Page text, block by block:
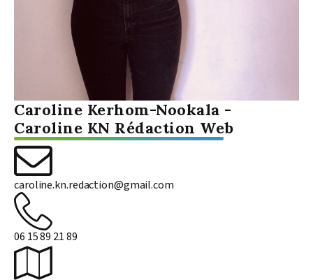
Caroline Kerhom-Nookala -
Caroline KN Rédaction Web
caroline.kn.redaction@gmail.com
06 15 89 21 89